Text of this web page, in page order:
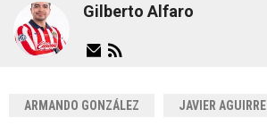
Gilberto Alfaro
ARMANDO GONZÁLEZ JAVIER AGUIRRE